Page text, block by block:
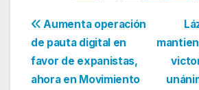
Navegación
de
entradas
Aumenta operación
de pauta digital en
favor de expanistas,
ahora en Movimiento